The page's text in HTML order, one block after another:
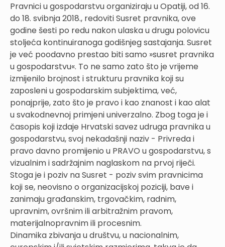
Pravnici u gospodarstvu organiziraju u Opatiji, od 16.
do 18. svibnja 2018., redoviti Susret pravnika, ove
godine šesti po redu nakon ulaska u drugu polovicu
stoljeća kontinuiranoga godišnjeg sastajanja. Susret
je već poodavno prestao biti samo »susret pravnika
u gospodarstvu«. To ne samo zato što je vrijeme
izmijenilo brojnost i strukturu pravnika koji su
zaposleni u gospodarskim subjektima, već,
ponajprije, zato što je pravo i kao znanost i kao alat
u svakodnevnoj primjeni univerzalno. Zbog toga je i
časopis koji izdaje Hrvatski savez udruga pravnika u
gospodarstvu, svoj nekadašnji naziv - Privreda i
pravo davno promijenio u PRAVO u gospodarstvu, s
vizualnim i sadržajnim naglaskom na prvoj riječi.
Stoga je i poziv na Susret - poziv svim pravnicima
koji se, neovisno o organizacijskoj poziciji, bave i
zanimaju građanskim, trgovačkim, radnim,
upravnim, ovršnim ili arbitražnim pravom,
materijalnopravnim ili procesnim.
Dinamika zbivanja u društvu, u nacionalnim,